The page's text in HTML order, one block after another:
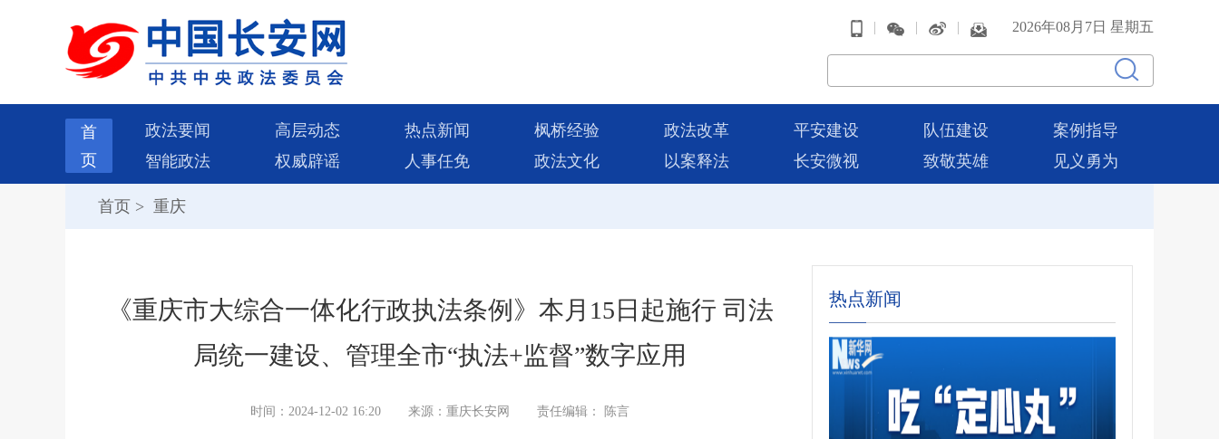
| | | 2026年08月7日 星期五
首
页
政法要闻 高层动态 热点新闻 枫桥经验 政法改革 平安建设 队伍建设
案例指导
智能政法
权威辟谣 人事任免 政法文化 以案释法 长安微视 致敬英雄 见义勇为
首页 > 重庆
《重庆市大综合一体化行政执法条例》本月15日起施行 司法
局统一建设、管理全市“执法+监督”数字应用
时间：2024-12-02 16:20 来源：重庆长安网 责任编辑： 陈言
热点新闻